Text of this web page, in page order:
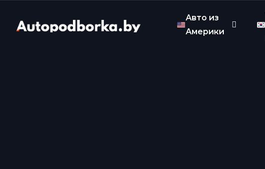
Авто из
Америки